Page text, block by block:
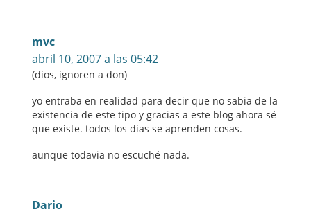
mvc
abril 10, 2007 a las 05:42
(dios, ignoren a don)
yo entraba en realidad para decir que no sabia de la
existencia de este tipo y gracias a este blog ahora sé
que existe. todos los dias se aprenden cosas.
aunque todavia no escuché nada.
Dario